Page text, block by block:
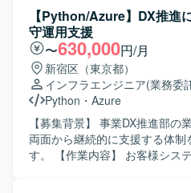
で含めたインフラ全体の設計
す。 【開発環境】 AWS、GCP、RDS、Lambda、
ApiGateway、Connect、Lex、
CloudFormation、SAMなどを
発・運用を行っております。
リティ専門家の指示のもと、
しながら、システム・IT基盤の
いただきます。自社IT環境（ネ
ウド、ID管理、エンドポイント
のヒアリングおよび現状整理、
ム現状とのFit&Gap分析の補助
出された課題に対する具体的な
ログ取得・監視設定、アクセ
ート、システム部門・ベンダー
更指示・課題管理の実行を行っ
【Python/Azure】DX推進
守運用支援
〜630,000円/月
新宿区（東京都）
インフラエンジニア(業務委
Python ・ Azure
【募集背景】 事業DX推進部の
両面から継続的に支援する体
す。 【作業内容】 お客様システムのダッシュボードや業務